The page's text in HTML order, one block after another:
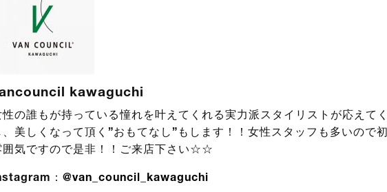
kawaguchi
性の誰もが持っている憧れを叶えてくれる実力派スタイリストが応えて
、美しくなって頂く”おもてなし”もします！！女性スタッフも多いので
囲気ですので是非！！ご来店下さい☆☆
： @van_council_kawaguchi